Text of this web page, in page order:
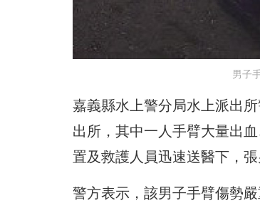
男子
嘉義縣水上警分局水上派出
出所，其中一人手臂大量出
置及救護人員迅速送醫下，張
警方表示，該男子手臂傷勢